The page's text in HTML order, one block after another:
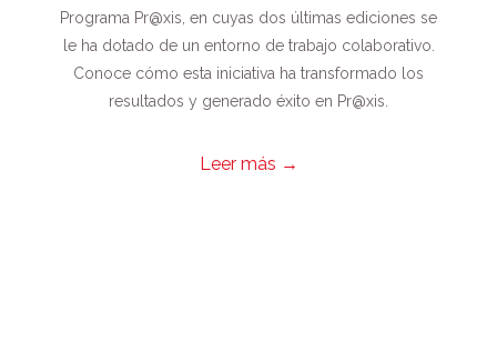
Programa Pr@xis, en cuyas dos últimas ediciones se
le ha dotado de un entorno de trabajo colaborativo.
Conoce cómo esta iniciativa ha transformado los
resultados y generado éxito en Pr@xis.
Leer más →